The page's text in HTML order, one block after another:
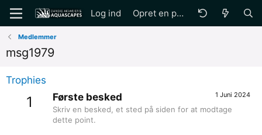
Log ind Opret en profil
Medlemmer
msg1979
Trophies
1 1 Juni 2024
Første besked
Skriv en besked, et sted på siden for at modtage
dette point.